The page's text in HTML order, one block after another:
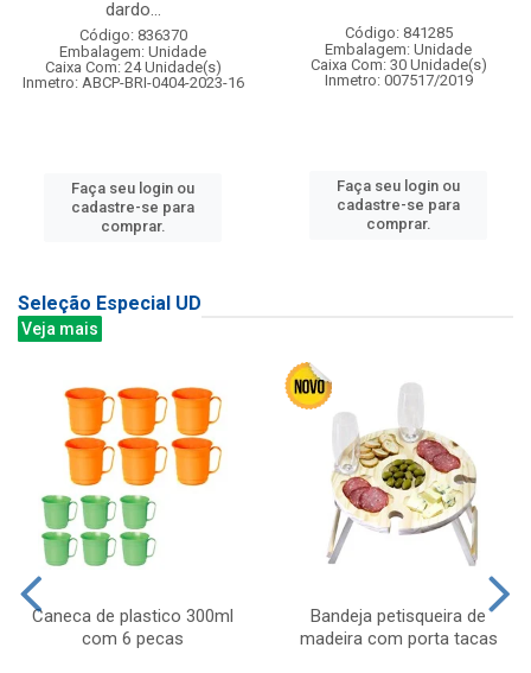
dardo...
Código: 836370
Embalagem: Unidade
Caixa Com: 24 Unidade(s)
Inmetro: ABCP-BRI-0404-2023-16
Faça seu login ou
cadastre-se para
comprar.
Código: 841285
Embalagem: Unidade
Caixa Com: 30 Unidade(s)
Inmetro: 007517/2019
Faça seu login ou
cadastre-se para
comprar.
Seleção Especial UD
Veja mais
Caneca de plastico 300ml
com 6 pecas
Bandeja petisqueira de
madeira com porta tacas